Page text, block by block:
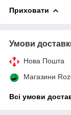
Приховати
Умови
Нова Пошта
Магазини
Всі умови